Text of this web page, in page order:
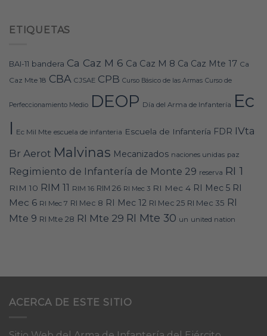
ETIQUETAS
BAI-11 bandera Ca Caz M 6 Ca Caz M 8 Ca Caz Mte 17 Ca
Caz Mte 18 CBA CJSAE CPB Curso Básico de las Armas Curso de
Perfeccionamiento Medio DEOP Día del Arma de Infantería Ec
I Ec Mil Mte escuela de infanteria Escuela de Infantería FDR IVta
Br Aerot Malvinas Mecanizados naciones unidas paz
Regimiento de Infantería de Monte 29 reserva RI 1
RIM 10 RIM 11 RIM 16 RIM 26 RI Mec 3 RI Mec 4 RI Mec 5 RI
Mec 6 RI Mec 7 RI Mec 8 RI Mec 12 RI Mec 25 RI Mec 35 RI
Mte 9 RI Mte 28 RI Mte 29 RI Mte 30 un united nation
ACERCA DE ESTE SITIO